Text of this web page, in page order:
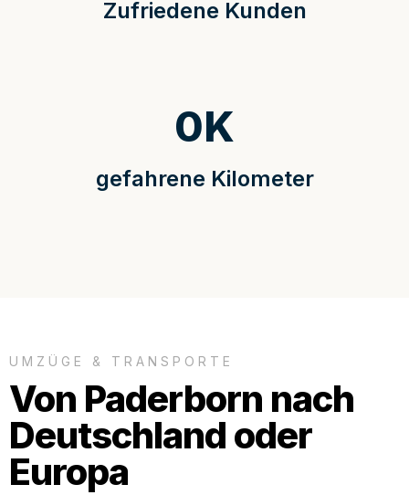
Zufriedene Kunden
gefahrene Kilometer
0K
UMZÜGE & TRANSPORTE
Von Paderborn nach
Deutschland oder
Europa